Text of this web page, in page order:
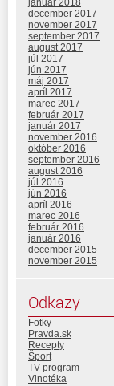
január 2018
december 2017
november 2017
september 2017
august 2017
júl 2017
jún 2017
máj 2017
apríl 2017
marec 2017
február 2017
január 2017
november 2016
október 2016
september 2016
august 2016
júl 2016
jún 2016
apríl 2016
marec 2016
február 2016
január 2016
december 2015
november 2015
Odkazy
Fotky
Pravda.sk
Recepty
Šport
TV program
Vinotéka